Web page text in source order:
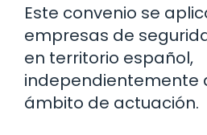
Este convenio se
empresas de
en territorio español,
independientemente
ámbito de actuación.